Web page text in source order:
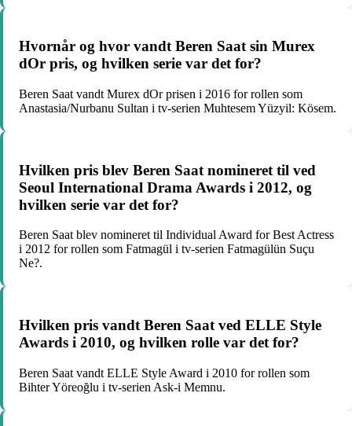
Hvornår og hvor vandt Beren Saat sin Murex
dOr pris, og hvilken serie var det for?
Beren Saat vandt Murex dOr prisen i 2016 for rollen som
Anastasia/Nurbanu Sultan i tv-serien Muhtesem Yüzyil: Kösem.
Hvilken pris blev Beren Saat nomineret til ved
Seoul International Drama Awards i 2012, og
hvilken serie var det for?
Beren Saat blev nomineret til Individual Award for Best Actress
i 2012 for rollen som Fatmagül i tv-serien Fatmagülün Suçu
Ne?.
Hvilken pris vandt Beren Saat ved ELLE Style
Awards i 2010, og hvilken rolle var det for?
Beren Saat vandt ELLE Style Award i 2010 for rollen som
Bihter Yöreoğlu i tv-serien Ask-i Memnu.